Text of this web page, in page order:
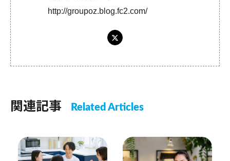
http://groupoz.blog.fc2.com/
関連記事 Related Articles